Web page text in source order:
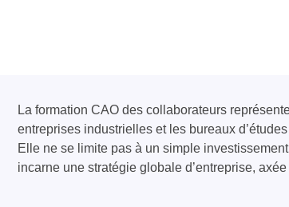
La formation CAO des collaborateurs
entreprises industrielles et les bureaux
Elle ne se limite pas à un simple
incarne une stratégie globale d’entreprise,